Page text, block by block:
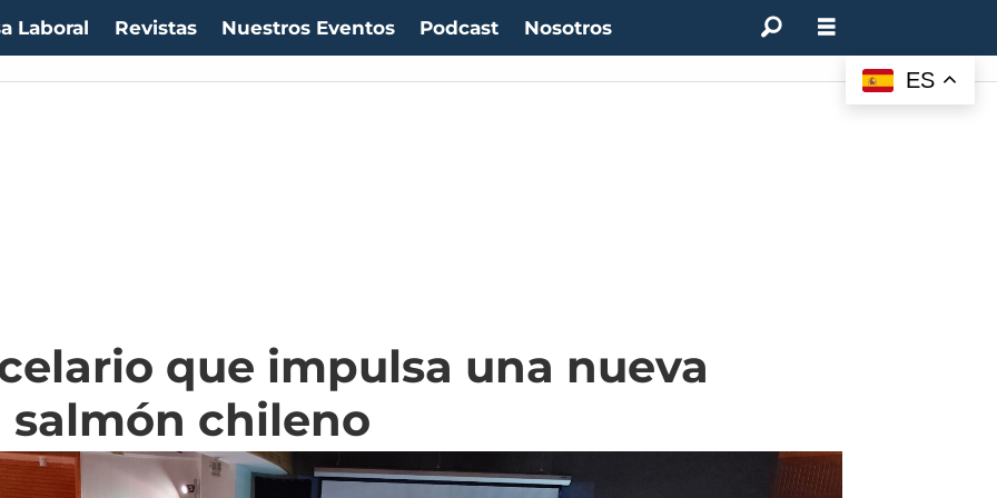
Laboral Revistas Nuestros Eventos Podcast Nosotros
que impulsa una nueva
salmón chileno
ES
$64.600,08